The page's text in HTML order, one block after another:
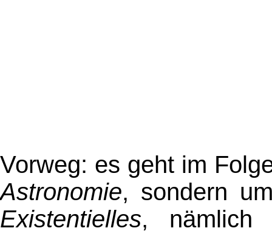
Vorweg: es geht im
Astronomie, sondern
Existentielles,